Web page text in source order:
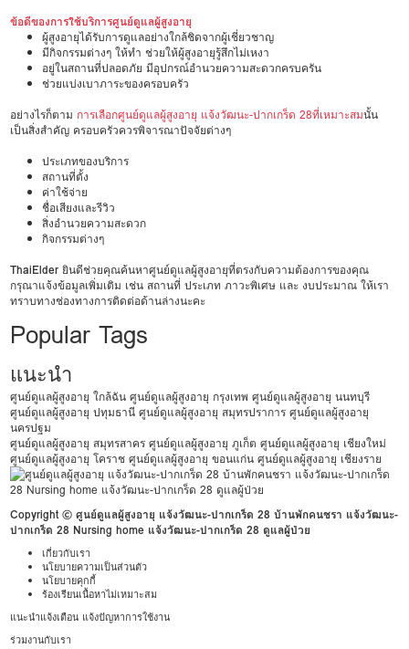
ข้อดีของการใช้บริการศูนย์ดูแลผู้สูงอายุ
ผู้สูงอายุได้รับการดูแลอย่างใกล้ชิดจากผู้เชี่ยวชาญ
มีกิจกรรมต่างๆ ให้ทำ ช่วยให้ผู้สูงอายุรู้สึกไม่เหงา
อยู่ในสถานที่ปลอดภัย มีอุปกรณ์อำนวยความสะดวกครบครัน
ช่วยแบ่งเบาภาระของครอบครัว
อย่างไรก็ตาม การเลือกศูนย์ดูแลผู้สูงอายุ แจ้งวัฒนะ-ปากเกร็ด 28ที่เหมาะสมนั้น
เป็นสิ่งสำคัญ ครอบครัวควรพิจารณาปัจจัยต่างๆ
ประเภทของบริการ
สถานที่ตั้ง
ค่าใช้จ่าย
ชื่อเสียงและรีวิว
สิ่งอำนวยความสะดวก
กิจกรรมต่างๆ
ThaiElder ยินดีช่วยคุณค้นหาศูนย์ดูแลผู้สูงอายุที่ตรงกับความต้องการของคุณ
กรุณาแจ้งข้อมูลเพิ่มเติม เช่น สถานที่ ประเภท ภาวะพิเศษ และ งบประมาณ ให้เรา
ทราบทางช่องทางการติดต่อด้านล่างนะคะ
Popular Tags
แนะนำ
ศูนย์ดูแลผู้สูงอายุ ใกล้ฉัน ศูนย์ดูแลผู้สูงอายุ กรุงเทพ ศูนย์ดูแลผู้สูงอายุ นนทบุรี
ศูนย์ดูแลผู้สูงอายุ ปทุมธานี ศูนย์ดูแลผู้สูงอายุ สมุทรปราการ ศูนย์ดูแลผู้สูงอายุ
นครปฐม
ศูนย์ดูแลผู้สูงอายุ สมุทรสาคร ศูนย์ดูแลผู้สูงอายุ ภูเก็ต ศูนย์ดูแลผู้สูงอายุ เชียงใหม่
ศูนย์ดูแลผู้สูงอายุ โคราช ศูนย์ดูแลผู้สูงอายุ ขอนแก่น ศูนย์ดูแลผู้สูงอายุ เชียงราย
Copyright © ศูนย์ดูแลผู้สูงอายุ แจ้งวัฒนะ-ปากเกร็ด 28 บ้านพักคนชรา แจ้งวัฒนะ-
ปากเกร็ด 28 Nursing home แจ้งวัฒนะ-ปากเกร็ด 28 ดูแลผู้ป่วย
เกี่ยวกับเรา
นโยบายความเป็นส่วนตัว
นโยบายคุกกี้
ร้องเรียนเนื้อหาไม่เหมาะสม
แนะนำแจ้งเตือน แจ้งปัญหาการใช้งาน
ร่วมงานกับเรา